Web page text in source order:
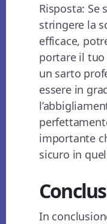
Risposta: Se
stringere la
efficace,
portare il
un sarto
essere in
importante
sicuro in
In